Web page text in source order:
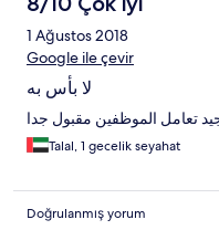
1 Ağustos 2018
Google ile çevir
لا بأس به
تعامل الموظفين مقبول جدا
Talal, 1 gecelik seyahat
Doğrulanmış yorum